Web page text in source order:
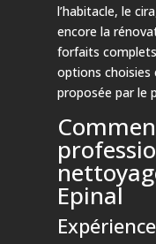
l’habitacle, le
encore la
forfaits
options choisies
proposée par le
Epinal